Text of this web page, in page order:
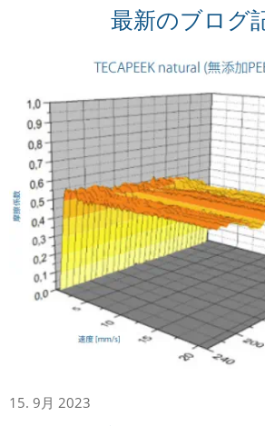
最新のブログ
15. 9月 2023